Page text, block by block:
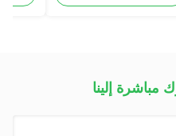
كيس
إلينا